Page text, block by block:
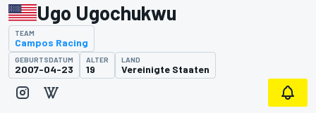
Ugo Ugochukwu
TEAM
Campos Racing
GEBURTSDATUM
2007-04-23
ALTER
19
LAND
Vereinigte Staaten